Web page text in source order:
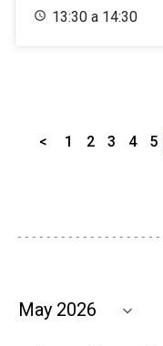
13:30 a 14:30
< 1 2 3 4 5